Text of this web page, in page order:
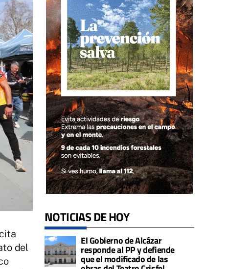
del
NOTICIAS DE HOY
El Gobierno de Alcázar
responde al PP y defiende
que el modificado de las